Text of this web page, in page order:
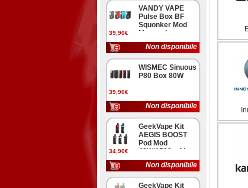
39,90€
VANDY VAPE
Pulse Box BF
Squonker Mod
Meccanica
Non disponibile
39,90€
WISMEC Sinuous
P80 Box 80W
Non disponibile
34,90€
GeekVape Kit
AEGIS BOOST
Pod Mod
40W/1500mAh
Non disponibile
GeekVape Kit